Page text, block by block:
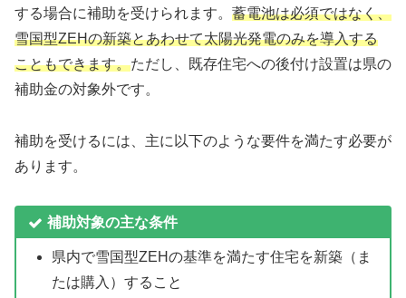
する場合に補助を受けられます。 蓄電池は必須ではなく、
雪国型ZEHの新築とあわせて太陽光発電のみを導入する
こともできます。ただし、既存住宅への後付け設置は県の
補助金の対象外です。
補助を受けるには、主に以下のような要件を満たす必要が
あります。
補助対象の主な条件
県内で雪国型ZEHの基準を満たす住宅を新築（ま
たは購入）すること